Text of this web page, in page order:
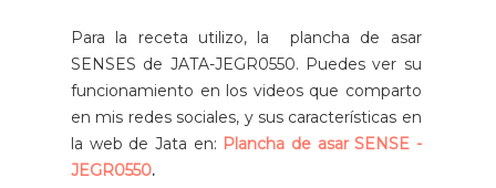
Para la receta utilizo, la plancha de asar
SENSES de JATA-JEGR0550. Puedes ver su
funcionamiento en los videos que comparto
en mis redes sociales, y sus características en
la web de Jata en: Plancha de asar SENSE -
JEGR0550.